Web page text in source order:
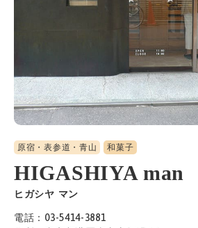
原宿・表参道・青山 和菓子
HIGASHIYA man
ヒガシヤ マン
電話：03-5414-3881